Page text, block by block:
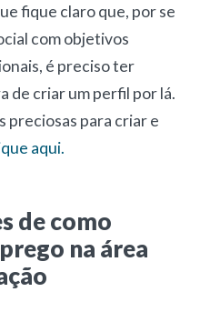
fique claro que, por se
com objetivos
é preciso ter
de criar um perfil por lá.
preciosas para criar e
aqui.
de como
na área